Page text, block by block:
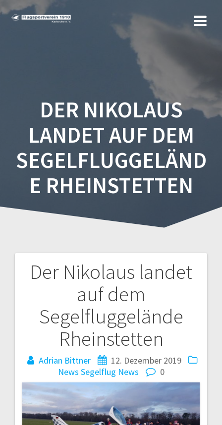
springen
DER NIKOLAUS
LANDET AUF DEM
SEGELFLUGGELÄND
E RHEINSTETTEN
Der Nikolaus landet
auf dem
Segelfluggelände
Rheinstetten
Adrian Bittner
12. Dezember 2019
News Segelflug News 0
Beitragsnavigation